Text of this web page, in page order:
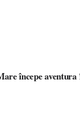
aventura în Cupa României la